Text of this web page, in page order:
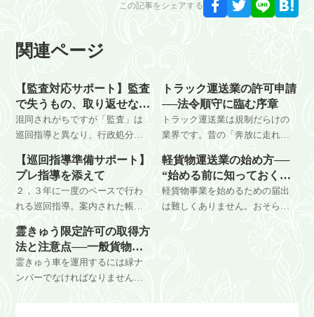
この記事をシェアする
関連ページ
【監査対応サポート】監査
で失うもの、取り返せない
もの
混同されがちですが「監査」は
巡回指導と異なり、行政処分が
す。監査のきっかけはほとんど
突発理由です。短期決戦で臨ま
ないと傷口は広がるばかり。
トラック運送業の許可申請
──法令順守に臨む序章
トラック運送業は規制だらけの
業界です。昔の「奔放に走れば
代は「規制によって走りたくて
も走れない」時代に変わってい
ます。許可申請はその「規制」
が垣間見える、これから続く法
【巡回指導準備サポート】
プレ指導を添えて
２，３年に一度のペースで行わ
れる巡回指導。案内された帳票
いわけですが、それと法令順守
できているかは別のお話し。慣
れていないと「指定された帳票
類がそもそも分からない」とい
軽貨物運送業の始め方──
“始める前に知っておくべ
きこと”
軽貨物事業を始めるための届出
は難しくありません。おそらく
霊きゅう限定許可の取得方
法と注意点──一般貨物許
可との違いも解説
霊きゅう車を運用するには緑ナ
ンバーでなければなりません。